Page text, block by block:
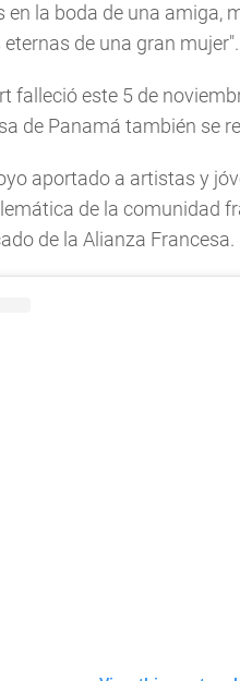
en la boda de una amiga,
de una gran mujer".
falleció este 5 de
de Panamá también se
aportado a artistas y
de la comunidad
de la Alianza Francesa.